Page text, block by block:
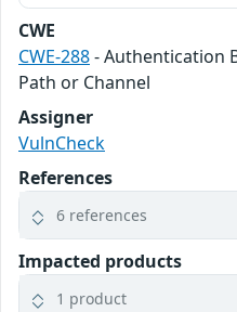
CWE
CWE-288- Authentication
Path or Channel
Assigner
VulnCheck
References
6 references
Impacted products
1 product